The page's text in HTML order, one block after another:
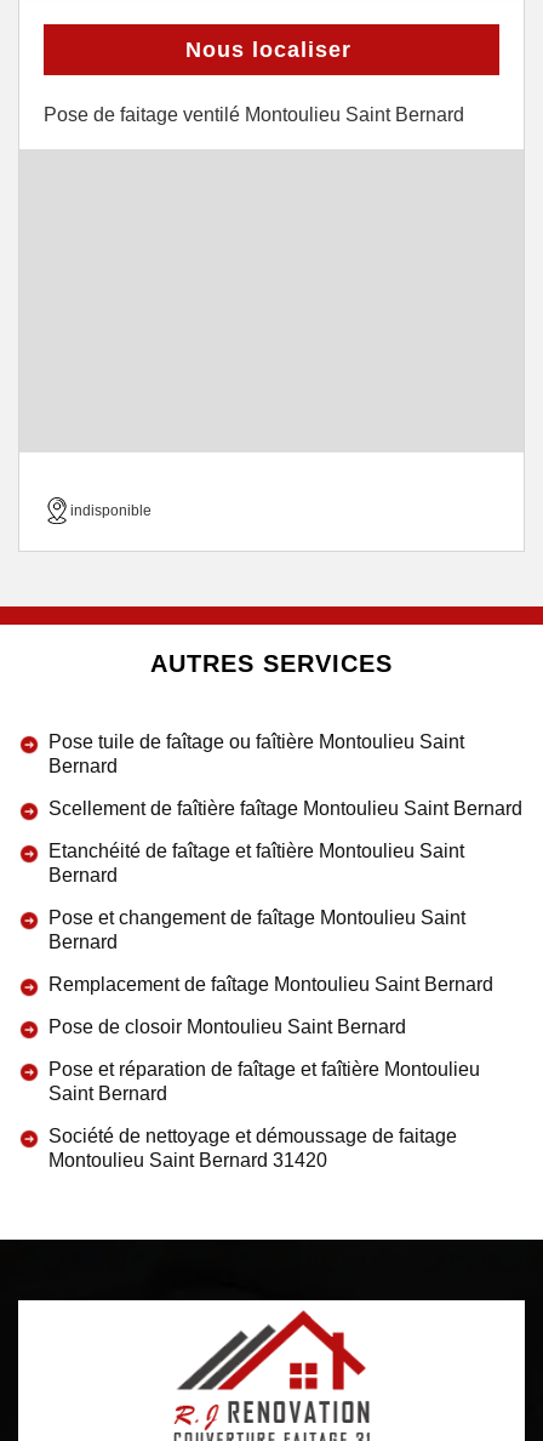
Nous localiser
Pose de faitage ventilé Montoulieu Saint Bernard
indisponible
AUTRES SERVICES
Pose tuile de faîtage ou faîtière Montoulieu Saint
Bernard
Scellement de faîtière faîtage Montoulieu Saint Bernard
Etanchéité de faîtage et faîtière Montoulieu Saint
Bernard
Pose et changement de faîtage Montoulieu Saint
Bernard
Remplacement de faîtage Montoulieu Saint Bernard
Pose de closoir Montoulieu Saint Bernard
Pose et réparation de faîtage et faîtière Montoulieu
Saint Bernard
Société de nettoyage et démoussage de faitage
Montoulieu Saint Bernard 31420